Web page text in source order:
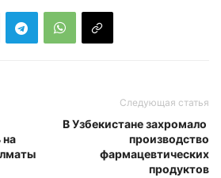
на
Следующая статья
В Узбекистане захромало
производство
фармацевтических
продуктов